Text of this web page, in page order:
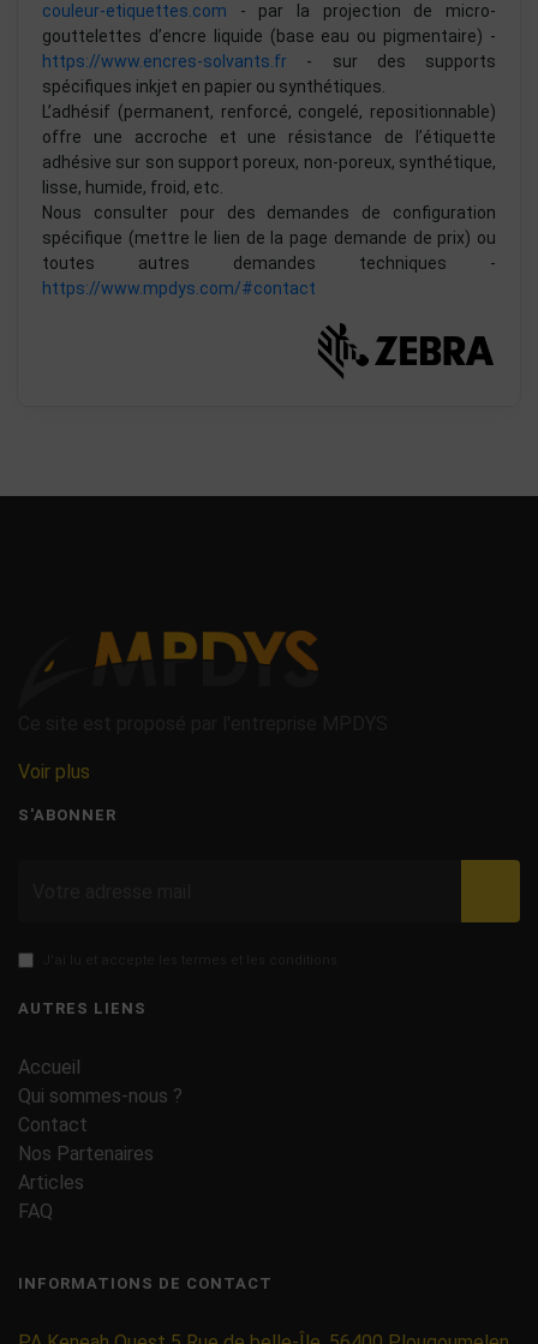
couleur-etiquettes.com - par la projection de micro-
gouttelettes d’encre liquide (base eau ou pigmentaire) -
https://www.encres-solvants.fr - sur des supports
spécifiques inkjet en papier ou synthétiques.
L’adhésif (permanent, renforcé, congelé, repositionnable)
offre une accroche et une résistance de l’étiquette
adhésive sur son support poreux, non-poreux, synthétique,
lisse, humide, froid, etc.
Nous consulter pour des demandes de configuration
spécifique (mettre le lien de la page demande de prix) ou
toutes autres demandes techniques -
https://www.mpdys.com/#contact
Voir plus
S'ABONNER
AUTRES LIENS
Accueil
Qui sommes-nous ?
Contact
Nos Partenaires
Articles
FAQ
INFORMATIONS DE CONTACT